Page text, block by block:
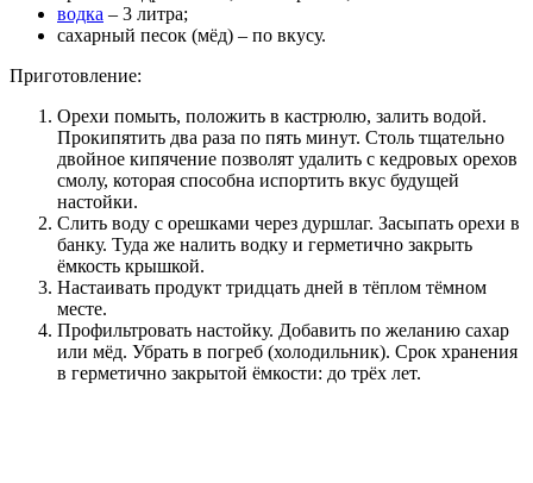
водка – 3 литра;
сахарный песок (мёд) – по вкусу.
Приготовление:
Орехи помыть, положить в кастрюлю, залить водой.
Прокипятить два раза по пять минут. Столь тщательно
двойное кипячение позволят удалить с кедровых орехов
смолу, которая способна испортить вкус будущей
настойки.
Слить воду с орешками через дуршлаг. Засыпать орехи в
банку. Туда же налить водку и герметично закрыть
ёмкость крышкой.
Настаивать продукт тридцать дней в тёплом тёмном
месте.
Профильтровать настойку. Добавить по желанию сахар
или мёд. Убрать в погреб (холодильник). Срок хранения
в герметично закрытой ёмкости: до трёх лет.